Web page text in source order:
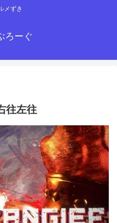
メずき
ろーぐ
往左往